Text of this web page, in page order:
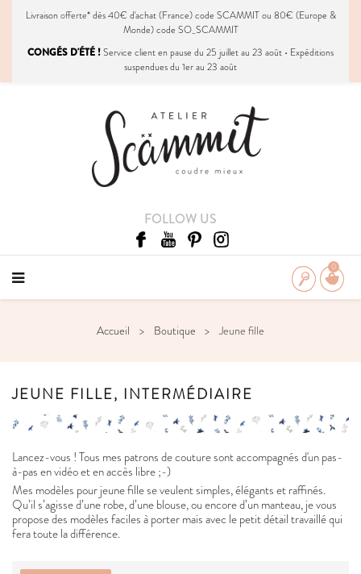
Livraison offerte* dès 40€ d'achat (France) code SCAMMIT ou 80€ (Europe &
Monde) code SO_SCAMMIT
CONGÉS D'ÉTÉ !Service client en pause du 25 juillet au 23 août • Expéditions
suspendues du 1er au 23 août
FOLLOW US
0
Accueil Boutique Jeune fille
JEUNE FILLE, INTERMÉDIAIRE
Lancez-vous ! Tous mes patrons de couture sont accompagnés d'un pas-
à-pas en vidéo et en accès libre ;-)
Mes modèles pour jeune fille se veulent simples, élégants et raffinés.
Qu’il s’agisse d’une robe, d’une blouse, ou encore d’un manteau, je vous
propose des modèles faciles à porter mais avec le petit détail travaillé qui
fera toute la différence.